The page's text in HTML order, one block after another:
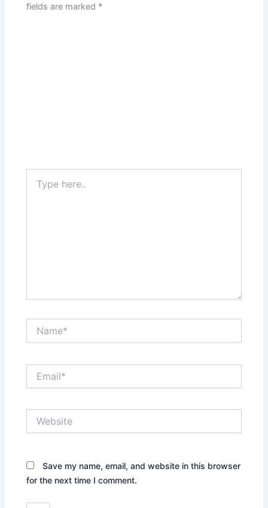
fields are marked *
here..
Save my name, email, and website in this browser
for the next time I comment.